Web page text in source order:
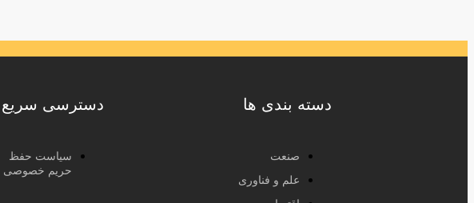
دسته بندی ها
صنعت
علم و فناوری
دسترسی سریع
سیاست حفظ
حریم خصوصی